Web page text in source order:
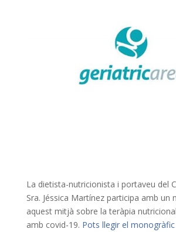
La dietista-nutricionista i portaveu del
Sra. Jéssica Martínez participa amb un
aquest mitjà sobre la teràpia
amb covid-19. Pots llegir el monogràfic